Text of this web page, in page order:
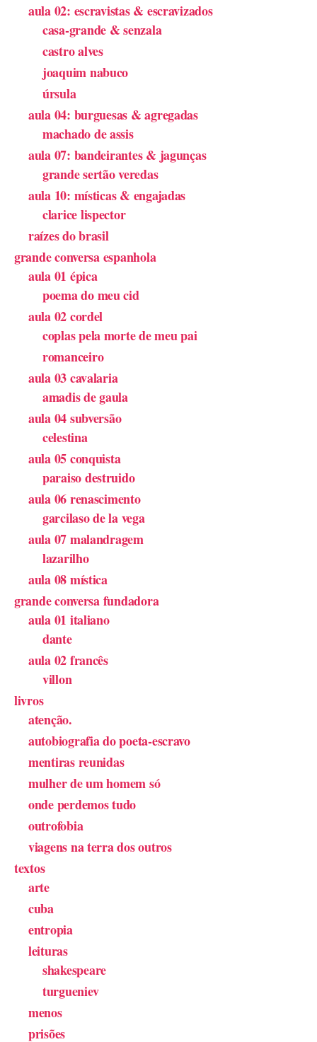
aula 02: escravistas & escravizados
casa-grande & senzala
castro alves
joaquim nabuco
úrsula
aula 04: burguesas & agregadas
machado de assis
aula 07: bandeirantes & jagunças
grande sertão veredas
aula 10: místicas & engajadas
clarice lispector
raízes do brasil
grande conversa espanhola
aula 01 épica
poema do meu cid
aula 02 cordel
coplas pela morte de meu pai
romanceiro
aula 03 cavalaria
amadis de gaula
aula 04 subversão
celestina
aula 05 conquista
paraiso destruido
aula 06 renascimento
garcilaso de la vega
aula 07 malandragem
lazarilho
aula 08 mística
grande conversa fundadora
aula 01 italiano
dante
aula 02 francês
villon
livros
atenção.
autobiografia do poeta-escravo
mentiras reunidas
mulher de um homem só
onde perdemos tudo
outrofobia
viagens na terra dos outros
textos
arte
cuba
entropia
leituras
shakespeare
turgueniev
menos
prisões